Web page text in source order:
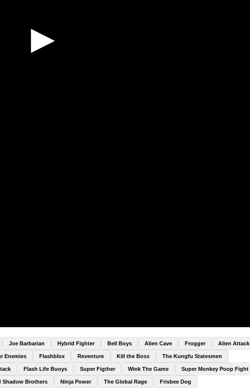
Alien Attack
Frogger
Alien Cave
Bell Boys
Hybrid Fighter
Joe Barbarian
The Kungfu Statesmen
Kill the Boss
Reventure
Flashblox
Enemies
Super Monkey Poop Fight
Wink The Game
Super Figther
Flash Life Buoys
Frisbee Dog
The Global Rage
Ninja Power
Shadow Brothers